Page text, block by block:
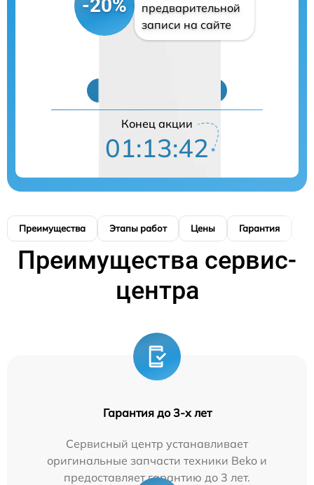
-20%
предварительной
записи на сайте
Конец акции
01:13:41
Преимущества Этапы работ Цены Гарантия
Преимущества сервис-
центра
Гарантия до 3-х лет
Сервисный центр устанавливает
оригинальные запчасти техники Beko и
предоставляет гарантию до 3 лет.